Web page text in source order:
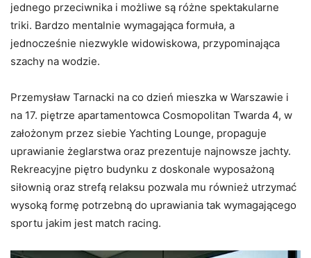
jednego przeciwnika i możliwe są różne spektakularne
triki. Bardzo mentalnie wymagająca formuła, a
jednocześnie niezwykle widowiskowa, przypominająca
szachy na wodzie.
Przemysław Tarnacki na co dzień mieszka w Warszawie i
na 17. piętrze apartamentowca Cosmopolitan Twarda 4, w
założonym przez siebie Yachting Lounge, propaguje
uprawianie żeglarstwa oraz prezentuje najnowsze jachty.
Rekreacyjne piętro budynku z doskonale wyposażoną
siłownią oraz strefą relaksu pozwala mu również utrzymać
wysoką formę potrzebną do uprawiania tak wymagającego
sportu jakim jest match racing.